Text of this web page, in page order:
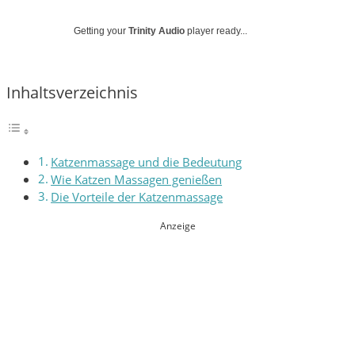
Getting your Trinity Audio player ready...
Inhaltsverzeichnis
Katzenmassage und die Bedeutung
Wie Katzen Massagen genießen
Die Vorteile der Katzenmassage
Anzeige